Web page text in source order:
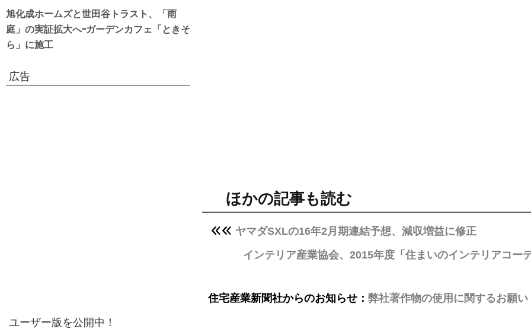
ほかの記事も読む
ヤマダSXLの16年2月期連結予想、減収増益に修正
インテリア産業協会、2015年度「住まいのインテリアコー
住宅産業新聞社からのお知らせ： 弊社著作物の使用に関するお願い
旭化成ホームズと世田谷トラスト、「雨
庭」の実証拡大へ=ガーデンカフェ「ときそ
ら」に施工
広告
ユーザー版を公開中！